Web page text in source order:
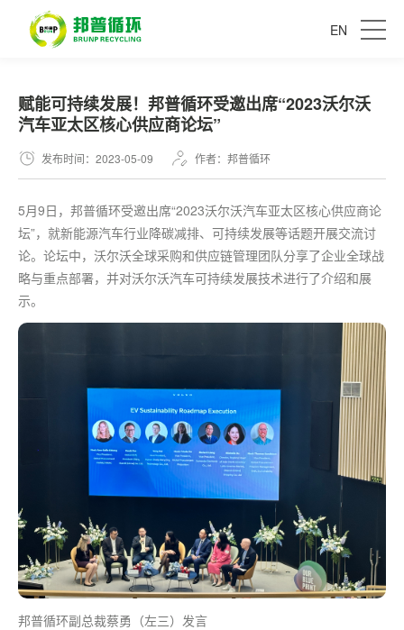
EN
赋能可持续发展！邦普循环受邀出席“2023沃尔沃
汽车亚太区核心供应商论坛”
发布时间：2023-05-09 作者：邦普循环
5月9日，邦普循环受邀出席“2023沃尔沃汽车亚太区核心供应商论
坛”，就新能源汽车行业降碳减排、可持续发展等话题开展交流讨
论。论坛中，沃尔沃全球采购和供应链管理团队分享了企业全球战
略与重点部署，并对沃尔沃汽车可持续发展技术进行了介绍和展
示。
邦普循环副总裁蔡勇（左三）发言